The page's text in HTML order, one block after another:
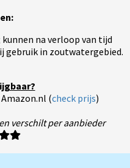
na verloop van tijd
gebruik in zoutwatergebied.
(check prijs)
verschilt per aanbieder